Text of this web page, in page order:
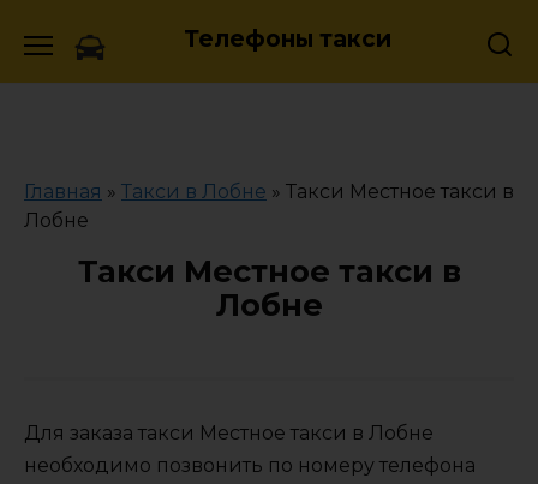
Телефоны такси
Главная » Такси в Лобне » Такси Местное такси в
Лобне
Такси Местное такси в
Лобне
Для заказа такси Местное такси в Лобне
необходимо позвонить по номеру телефона